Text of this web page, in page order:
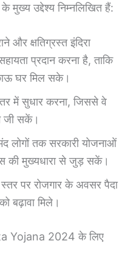
मुख्य उद्देश्य निम्नलिखित हैं:
और क्षतिग्रस्त इंदिरा
प्रदान करना है, ताकि
घर मिल सके।
में सुधार करना, जिससे वे
जी सकें।
लोगों तक सरकारी योजनाओं
की मुख्यधारा से जुड़ सकें।
स्तर पर रोजगार के अवसर पैदा
बढ़ावा मिले।
Yojana 2024 के लिए